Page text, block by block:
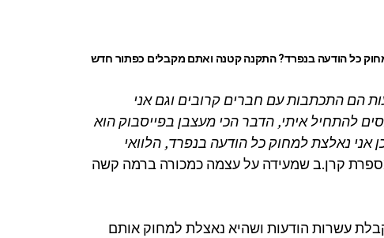
כל הודעה בנפרד? התקנה קטנה ואתם מקבלים כפתור חדש
רוב ההודעות הם התכתבות עם חברים קרובים וגם אני
להתחיל איתי, הדבר הכי מעצבן בפייסבוק הוא
נאלצת למחוק כל הודעה בנפרד, הלוואי
קרן.ב שמעידה על עצמה כמכורה ברמה קשה
עשרות הודעות ושהיא נאצלת למחוק אותם